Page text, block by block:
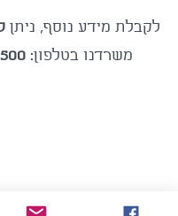
לקבלת מידע נוסף, ניתן
משרדנו בטלפון: